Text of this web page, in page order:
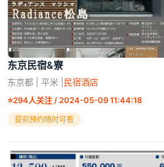
东京民宿&寮
东京都 | 平米 | 民宿酒店
⭐294人关注 / 2024-05-09 11:44:18
提前预约随时可看